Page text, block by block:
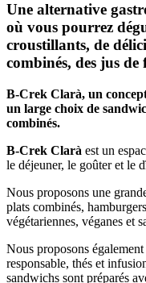
Une alternative
où vous pourrez
croustillants, de
combinés, des jus
B-Crek Clarà, un
un large choix de
combinés.
B-Crek Clarà est un
le déjeuner, le goûter et le
Nous proposons une
plats combinés,
végétariennes, véganes et
Nous proposons
responsable, thés et
sandwichs sont préparés